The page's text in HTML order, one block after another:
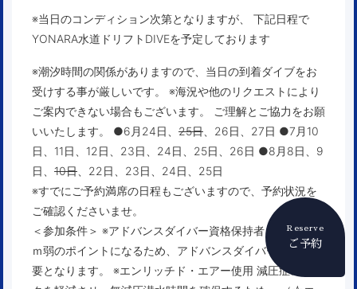
Reserve
ご予約
※当日のコンディション次第となりますが、 下記日程で
YONARA水道ドリフトDIVEを予定しております
※潮汐時間の関係がありますので、当日の到着ダイブをお
受けする事が厳しいです。 ※海況や他のリクエストにより
ご案内できない場合もございます。 ご理解とご協力をお願
いいたします。 ●6月24日、 25日 、26日、27日 ●7月10
日、11日、12日、23日、24日、25日、26日 ●8月8日、9
日、 10日 、22日、23日、24日、25日
※すでにご予約満席の日程もございますので、予約状況を
ご確認くださいませ。
＜参加条件＞ ※アドバンスダイバー資格保持者 水深が３０
ｍ弱のポイントになるため、アドバンスダイバー資格が必
要となります。 ※エンリッチド・エアー使用 減圧症のリス